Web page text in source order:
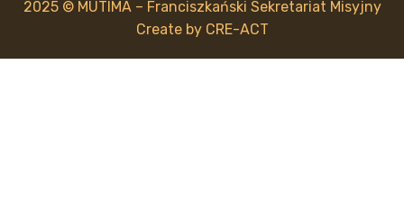
2025 © MUTIMA – Franciszkański Sekretariat Misyjny
Create by CRE-ACT